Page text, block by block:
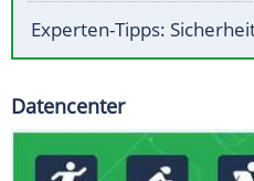
Experten-Tipps:
Datencenter